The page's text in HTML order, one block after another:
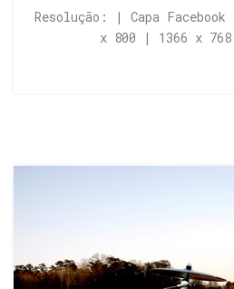
Resolução: | Capa
x 800 | 1366 x